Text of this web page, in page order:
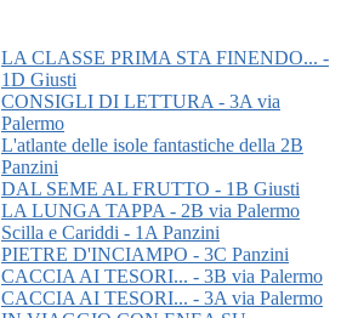
LA CLASSE PRIMA STA FINENDO... -
1D Giusti
CONSIGLI DI LETTURA - 3A via
Palermo
L'atlante delle isole fantastiche della 2B
Panzini
DAL SEME AL FRUTTO - 1B Giusti
LA LUNGA TAPPA - 2B via Palermo
Scilla e Cariddi - 1A Panzini
PIETRE D'INCIAMPO - 3C Panzini
CACCIA AI TESORI... - 3B via Palermo
CACCIA AI TESORI... - 3A via Palermo